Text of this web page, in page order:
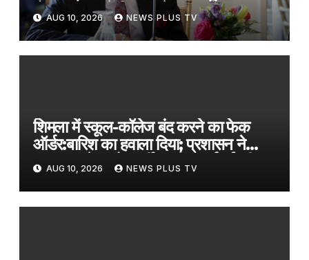
मोहन क्वात्रा ने विस्तार से समझाया​on
August 10, 2026 at 3:21 am
AUG 10, 2026 NEWS PLUS TV
शिमला में स्कूल-कॉलेज बंद करने का फेक
ऑर्डर:बारिश का हवाला दिया; प्रशासन ने
वायरल आदेश को फर्जी बताया, कार्रवाई की
चेतावनी
AUG 10, 2026 NEWS PLUS TV